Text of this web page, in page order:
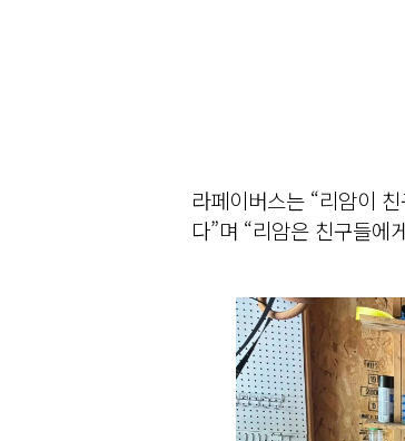
라페이버스는 “리암이
다”며 “리암은 친구들에